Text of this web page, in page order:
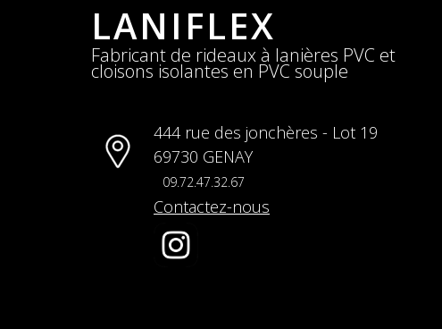
LANIFLEX
Fabricant de rideaux à lanières PVC et
cloisons isolantes en PVC souple
444 rue des jonchères - Lot 19
69730 GENAY
09.72.47.32.67
Contactez-nous